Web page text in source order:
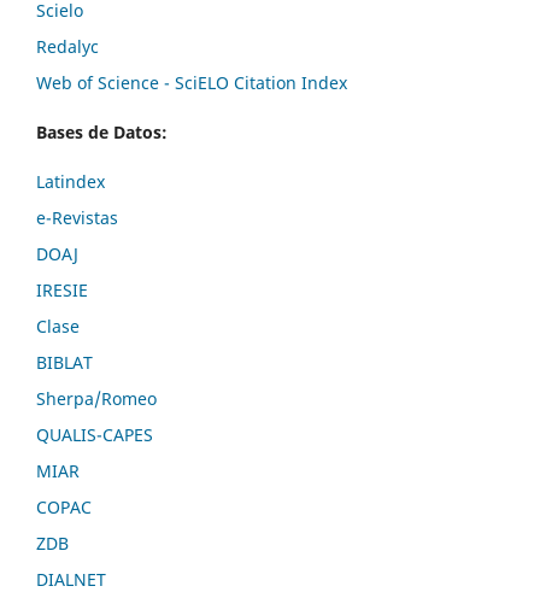
Scielo
Redalyc
Web of Science - SciELO Citation Index
Bases de Datos:
Latindex
e-Revistas
DOAJ
IRESIE
Clase
BIBLAT
Sherpa/Romeo
QUALIS-CAPES
MIAR
COPAC
ZDB
DIALNET